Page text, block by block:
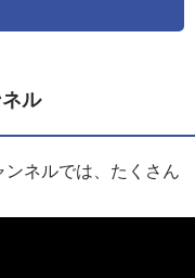
ル
ネルでは、たくさん